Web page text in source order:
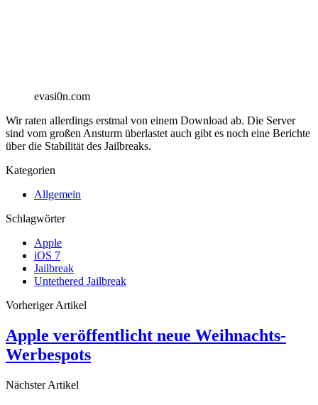
evasi0n.com
Wir raten allerdings erstmal von einem Download ab. Die Server
sind vom großen Ansturm überlastet auch gibt es noch eine Berichte
über die Stabilität des Jailbreaks.
Kategorien
Allgemein
Schlagwörter
Apple
iOS 7
Jailbreak
Untethered Jailbreak
Vorheriger Artikel
Apple veröffentlicht neue Weihnachts-
Werbespots
Nächster Artikel